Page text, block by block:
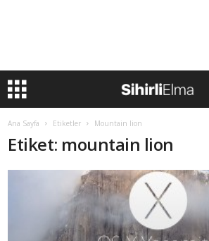
Ana Sayfa Etiketler Mountain lion
Etiket: mountain lion